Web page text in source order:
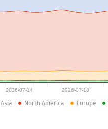
2026-07-14 2026-07-18
Asia North America Europe